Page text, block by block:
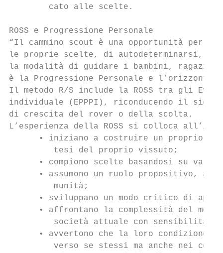
        cato alle scelte.
ROSS e Progressione Personale
“Il cammino scout è una opportunità per
le proprie scelte, di autodeterminarsi, di
la modalità di guidare i bambini, ragazzi
è la Progressione Personale e l’orizzonte
Il metodo R/S include la ROSS tra gli
individuale (EPPPI), riconducendo il
di crescita del rover o della scolta.
L’esperienza della ROSS si colloca
• iniziano a costruire un proprio
         tesi del proprio vissuto;
• compiono scelte basandosi su
• assumono un ruolo propositivo,
         munità;
• sviluppano un modo critico di
• affrontano la complessità del
società attuale con sensibilità e
• avvertono che la loro condizione
verso se stessi ma anche nei